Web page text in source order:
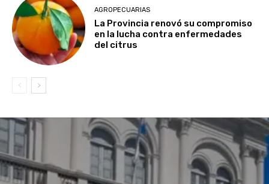
AGROPECUARIAS
La Provincia renovó su compromiso
en la lucha contra enfermedades
del citrus